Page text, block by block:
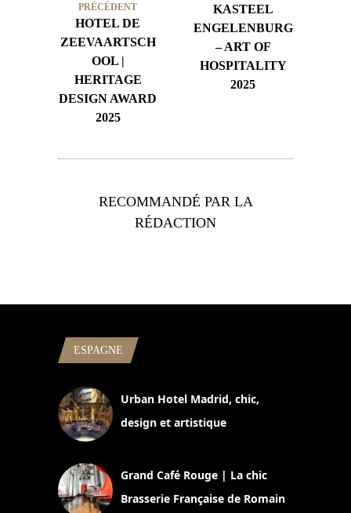
PRÉCÉDENT
HOTEL DE
ZEEVAARTSCH
OOL |
HERITAGE
DESIGN AWARD
2025
KASTEEL
ENGELENBURG
– ART OF
HOSPITALITY
2025
RECOMMANDÉ PAR LA
RÉDACTION
ESPAGNE
Urban Hotel Madrid, chic,
design et artistique
Grand Café Rouge | La chic
Brasserie Française de Romain